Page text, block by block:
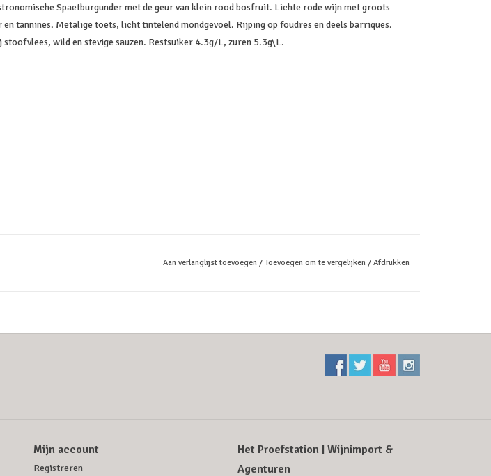
Spaetburgunder met de geur van klein rood bosfruit. Lichte rode wijn met groots
tannines. Metalige toets, licht tintelend mondgevoel. Rijping op foudres en deels barriques.
stoofvlees, wild en stevige sauzen. Restsuiker 4.3g/L, zuren 5.3g\L.
Aan verlanglijst toevoegen / Toevoegen om te vergelijken / Afdrukken
Mijn account
Registreren
Het Proefstation | Wijnimport &
Agenturen